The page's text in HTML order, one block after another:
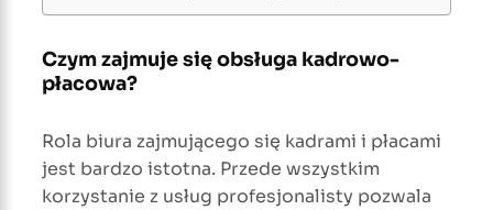
Czym zajmuje się obsługa kadrowo-
płacowa?
Rola biura zajmującego się kadrami i płacami
jest bardzo istotna. Przede wszystkim
korzystanie z usług profesjonalisty pozwala